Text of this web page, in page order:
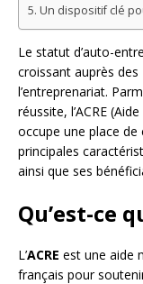
Un dispositif clé
Le statut d’auto-
croissant auprès
l’entreprenariat.
réussite, l’ACRE
occupe une place de
principales
ainsi que ses
Qu’est-ce
L’ACRE est une aide
français pour